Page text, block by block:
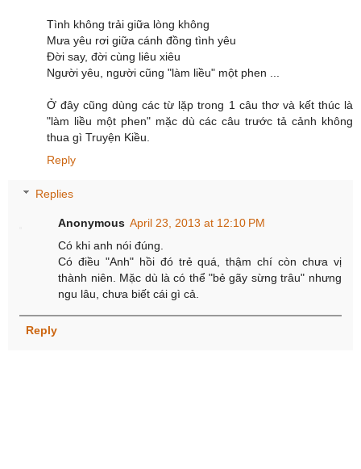
Tình không trải giữa lòng không
Mưa yêu rơi giữa cánh đồng tình yêu
Đời say, đời cùng liêu xiêu
Người yêu, người cũng "làm liều" một phen ...
Ở đây cũng dùng các từ lặp trong 1 câu thơ và kết thúc là
"làm liều một phen" mặc dù các câu trước tả cảnh không
thua gì Truyện Kiều.
Reply
Replies
Anonymous April 23, 2013 at 12:10 PM
Có khi anh nói đúng.
Có điều "Anh" hồi đó trẻ quá, thậm chí còn chưa vị
thành niên. Mặc dù là có thể "bẻ gãy sừng trâu" nhưng
ngu lâu, chưa biết cái gì cả.
Reply